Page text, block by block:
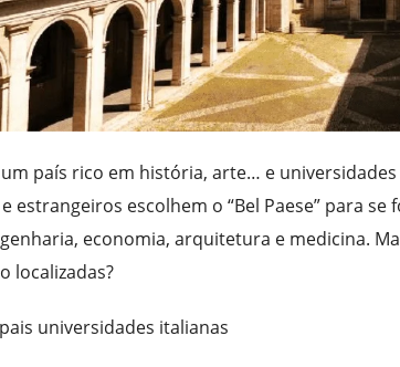
país rico em história, arte… e
estrangeiros escolhem o “Bel Paese” para
economia, arquitetura e medicina.
localizadas?
universidades italianas